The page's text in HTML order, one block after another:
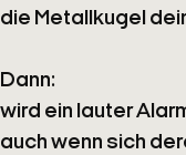
die Metallkugel
Dann:
wird ein lauter
auch wenn sich